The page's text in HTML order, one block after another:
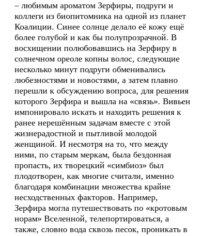
– любимым ароматом Зерфиры, подруги и
коллеги из биопитомника на одной из планет
Коалиции. Синее солнце делало её кожу ещё
более голубой и как бы полупрозрачной. В
восхищении полюбовавшись на Зерфиру в
солнечном ореоле копны волос, следующие
несколько минут подруги обменивались
любезностями и новостями, а затем плавно
перешли к обсуждению вопроса, для решения
которого Зерфира и вышла на «связь». Вивьен
импонировало искать и находить решения к
ранее нерешённым задачам вместе с этой
жизнерадостной и пытливой молодой
женщиной. И несмотря на то, что между
ними, по старым меркам, была бездонная
пропасть, их творецкий «симбиоз» был
плодотворен, как многие считали, именно
благодаря комбинации множества крайне
несходственных факторов. Например,
Зерфира могла путешествовать по «кротовым
норам» Вселенной, телепортироваться, а
также, словно вода сквозь песок, проникать в